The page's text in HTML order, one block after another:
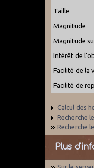
Taille
Magnitude
Magnitude
Intérêt de
Facilité de la
Facilité de
Calcul des
Recherche
Recherche
Plus